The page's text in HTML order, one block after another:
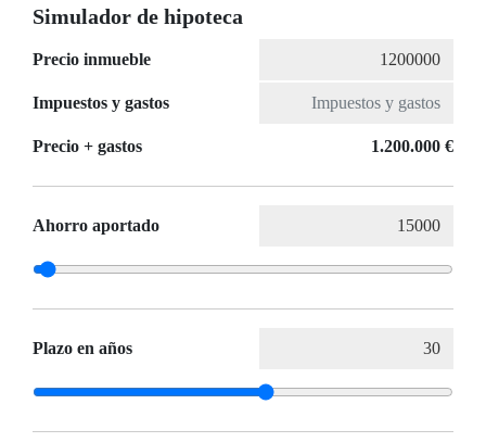
Simulador de hipoteca
Precio inmueble
Impuestos y gastos
Precio + gastos 1.200.000 €
Ahorro aportado
Plazo en años